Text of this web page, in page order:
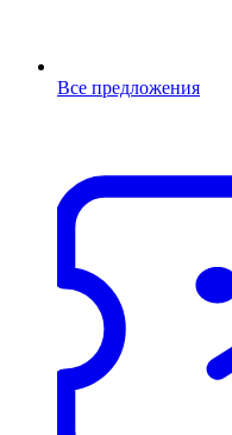
Все предложения